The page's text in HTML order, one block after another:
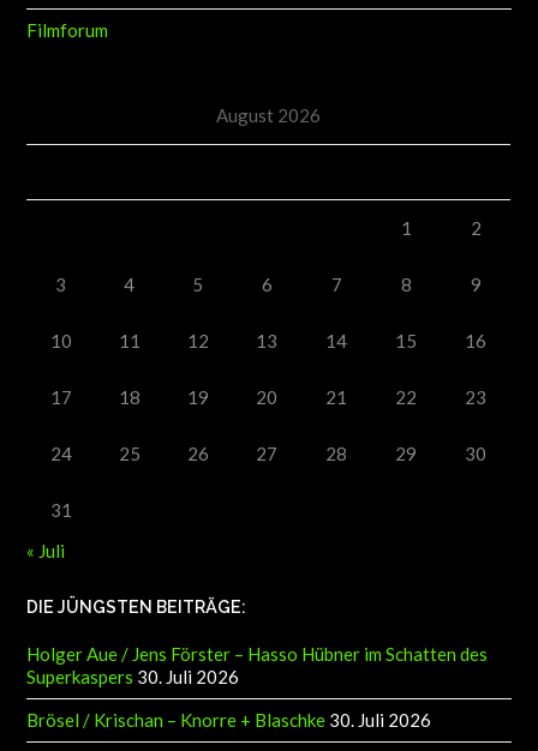
Filmforum
August 2026
1 2
3 4 5 6 7 8 9
10 11 12 13 14 15 16
17 18 19 20 21 22 23
24 25 26 27 28 29 30
31
« Juli
DIE JÜNGSTEN BEITRÄGE:
Holger Aue / Jens Förster – Hasso Hübner im Schatten des
Superkaspers 30. Juli 2026
Brösel / Krischan – Knorre + Blaschke 30. Juli 2026